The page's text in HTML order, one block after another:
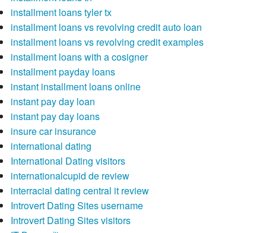
installment loans tyler tx
installment loans vs revolving credit auto loan
installment loans vs revolving credit examples
installment loans with a cosigner
installment payday loans
instant installment loans online
instant pay day loan
instant pay day loans
insure car insurance
international dating
International Dating visitors
internationalcupid de review
interracial dating central it review
Introvert Dating Sites username
Introvert Dating Sites visitors